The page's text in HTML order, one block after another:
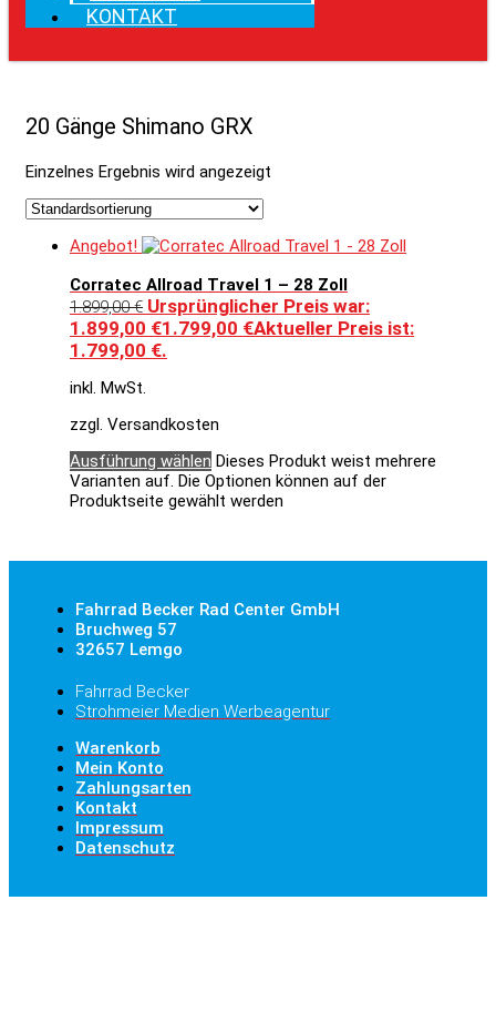
KONTAKT
20 Gänge Shimano GRX
Einzelnes Ergebnis wird angezeigt
Angebot!
Corratec Allroad Travel 1 – 28 Zoll
1.899,00€ Ursprünglicher Preis war:
1.899,00 €1.799,00 €Aktueller Preis ist:
1.799,00 €.
inkl. MwSt.
zzgl. Versandkosten
Ausführung wählen Dieses Produkt weist mehrere
Varianten auf. Die Optionen können auf der
Produktseite gewählt werden
Fahrrad Becker Rad Center GmbH
Bruchweg 57
32657 Lemgo
Fahrrad Becker
Strohmeier Medien Werbeagentur
Warenkorb
Mein Konto
Zahlungsarten
Kontakt
Impressum
Datenschutz